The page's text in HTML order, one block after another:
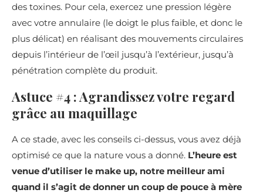
des toxines. Pour cela, exercez une pression légère
avec votre annulaire (le doigt le plus faible, et donc le
plus délicat) en réalisant des mouvements circulaires
depuis l’intérieur de l’œil jusqu’à l’extérieur, jusqu’à
pénétration complète du produit.
Astuce #4 : Agrandissez votre regard
grâce au maquillage
A ce stade, avec les conseils ci-dessus, vous avez déjà
optimisé ce que la nature vous a donné. L’heure est
venue d’utiliser le make up, notre meilleur ami
quand il s’agit de donner un coup de pouce à mère